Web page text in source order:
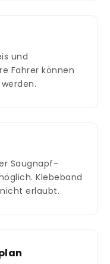
und
Fahrer können
Saugnapf-
Klebeband
erlaubt.